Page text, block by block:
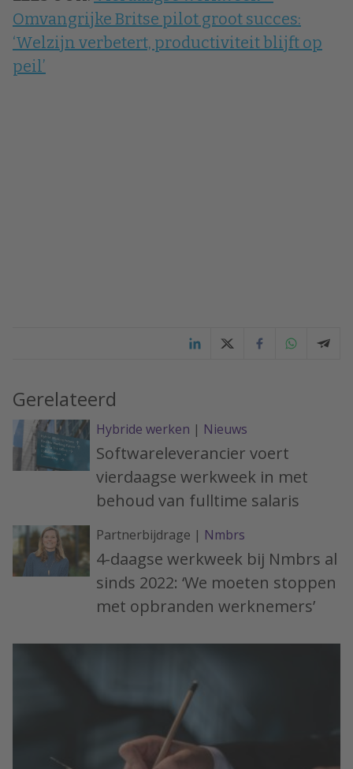
Omvangrijke Britse pilot groot succes:
‘Welzijn verbetert, productiviteit blijft op
peil’
Gerelateerd
Hybride werken | Nieuws
Softwareleverancier voert
vierdaagse werkweek in met
behoud van fulltime salaris
Partnerbijdrage | Nmbrs
4-daagse werkweek bij Nmbrs al
sinds 2022: ‘We moeten stoppen
met opbranden werknemers’